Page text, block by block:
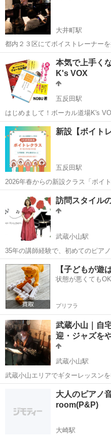
大井町駅
都内２３区にてボイストレーナー
す。 半年から１年を想定してます
おります。都内２３区ならどこで
大井町駅
本気で上手く
K's VOX
五反田駅
はじめまして！ボーカル道場K's VOXです。 K's VOXは
楽指導に従事してきたプロボーカ
スンスタジオです。
東京 品川区 五反田駅
新設【ボイト
五反田駅
2026年春からの新設クラス「ボイトレ
カルレッスンはまだ敷居が高い…
る！」 そんな皆さん、月１回〜気軽にスタートできるボイトレ！始め
ませんか？ ...
品川区 五反田駅
訪問スタイル
武蔵小山駅
35年の講師経験で、初めてのピア
やすく教えます。小さいお友達も
グから始めて自然にピアノに導入
り頑張る集中力のある子供に育てま
東京 品川区 武蔵小山駅
【子どもが遊
状態が悪くても
プリフラ
武蔵小山｜自
迎・ジャズを
武蔵小山駅
武蔵小山エリアでギターレッスン
し弾いていて再開したい方、ジャ
「独学で止まってしまった」 「ジャ
武蔵小山駅
大人のピアノ
room(P&P)
大崎駅